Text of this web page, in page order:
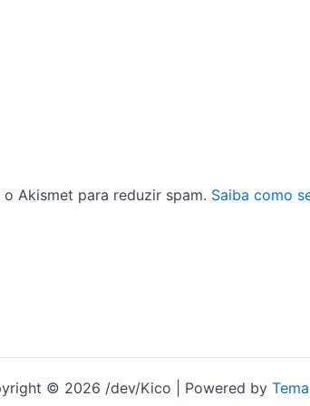
Akismet para reduzir spam. Saiba como
© 2026 /dev/Kico | Powered by